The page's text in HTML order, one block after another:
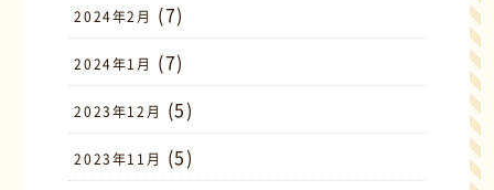
2024年2月 (7)
2024年1月 (7)
2023年12月 (5)
2023年11月 (5)